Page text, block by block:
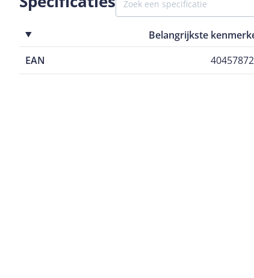
Belangrijkste
EAN